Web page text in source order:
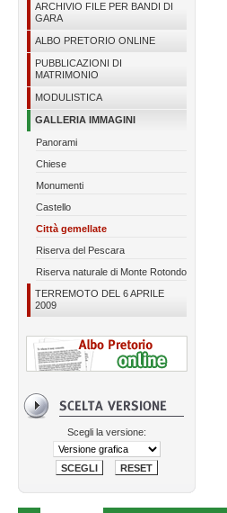
ARCHIVIO FILE PER BANDI DI
GARA
ALBO PRETORIO ONLINE
PUBBLICAZIONI DI
MATRIMONIO
MODULISTICA
GALLERIA IMMAGINI
Panorami
Chiese
Monumenti
Castello
Città gemellate
Riserva del Pescara
Riserva naturale di Monte Rotondo
TERREMOTO DEL 6 APRILE
2009
Scegli la versione: